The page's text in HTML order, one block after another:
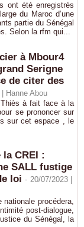
ont été enregistrés
du Maroc d’une
partie du Sénégal
Selon la rfm qui...
à Mbour4
Serigne
de citer des
Hanne Abou
à fait face à la
se prononcer sur
sur cet espace , le
CREI :
SALL fustige
loi - 20/07/2023 |
nationale procédera,
post-dialogue,
du Sénégal, la